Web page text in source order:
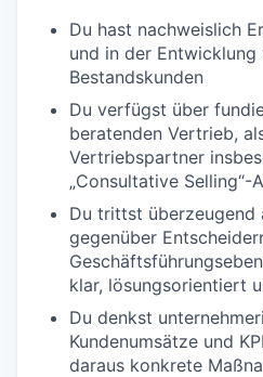
Du hast nachweislich
und in der Entwicklung
Bestandskunden
Du verfügst über
beratenden Vertrieb,
Vertriebspartner
„Consultative Selling“-
Du trittst überzeugend
gegenüber
klar, lösungsorientiert
Du denkst
Kundenumsätze und
daraus konkrete